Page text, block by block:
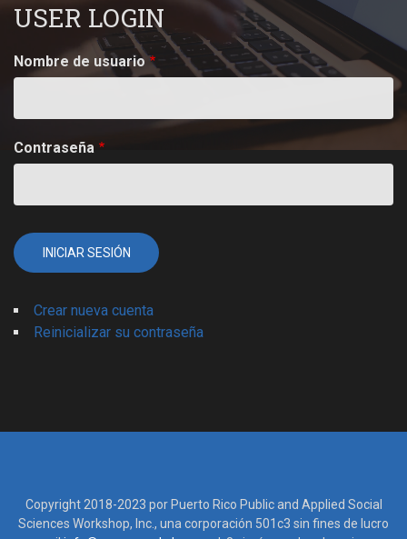
USER LOGIN
Nombre de usuario
Contraseña
Crear nueva cuenta
Reinicializar su contraseña
Copyright 2018-2023 por Puerto Rico Public and Applied Social
Sciences Workshop, Inc., una corporación 501c3 sin fines de lucro